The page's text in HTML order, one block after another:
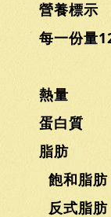
營養標示
每一份量
每
熱量
蛋白
脂肪
飽和
反式